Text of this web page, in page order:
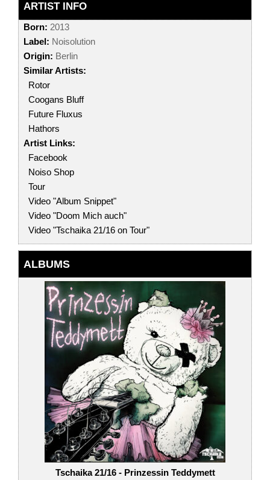
ARTIST INFO
Born: 2013
Label: Noisolution
Origin: Berlin
Similar Artists:
Rotor
Coogans Bluff
Future Fluxus
Hathors
Artist Links:
Facebook
Noiso Shop
Tour
Video "Album Snippet"
Video "Doom Mich auch"
Video "Tschaika 21/16 on Tour"
ALBUMS
Tschaika 21/16 - Prinzessin Teddymett